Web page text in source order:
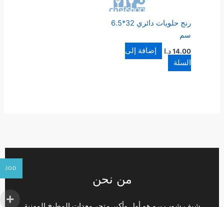
رنج حلويات دائري 32*6.5
سم
14.00 د.ا
إضافة إلى
السلة
من نحن
JOD